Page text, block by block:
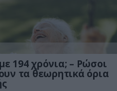
194 χρόνια; – Ρώσοι
τα θεωρητικά όρια